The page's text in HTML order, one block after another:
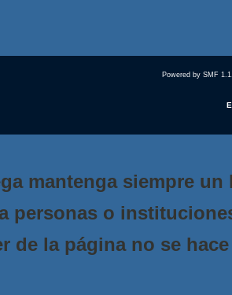
Powered by SMF
mantenga siempre
personas o
de la página no se